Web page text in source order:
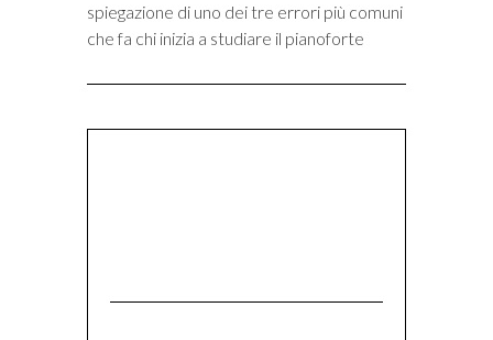
spiegazione di uno dei tre errori più comuni
che fa chi inizia a studiare il pianoforte